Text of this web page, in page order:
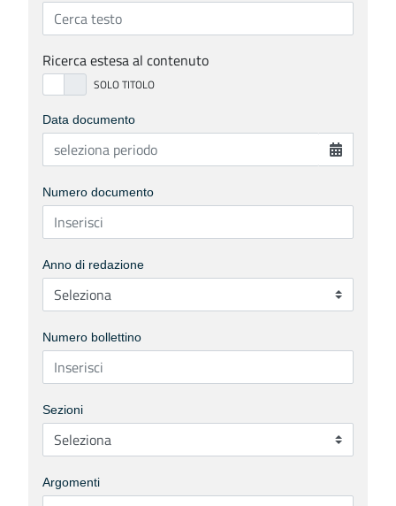
Ricerca estesa al contenuto
Data documento
Numero documento
Anno di redazione
Numero bollettino
Sezioni
Argomenti